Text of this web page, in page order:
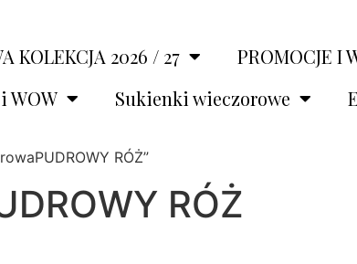
KOLEKCJA 2026 / 27
PROMOCJE I
WOW
Sukienki wieczorowe
RÓŻ”
RÓŻ